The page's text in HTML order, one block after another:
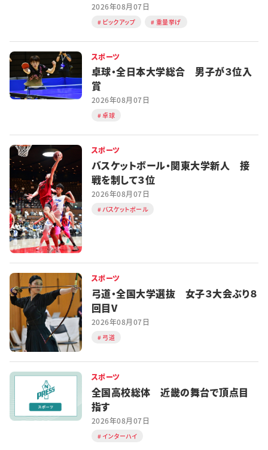
2026年08月07日
ピックアップ 重量挙げ
スポーツ
卓球・全日本大学総合 男子が３位入
賞
2026年08月07日
卓球
スポーツ
バスケットボール・関東大学新人 接
戦を制して３位
2026年08月07日
バスケットボール
スポーツ
弓道・全国大学選抜 女子３大会ぶり８
回目V
2026年08月07日
弓道
スポーツ
全国高校総体 近畿の舞台で頂点目
指す
2026年08月07日
インターハイ